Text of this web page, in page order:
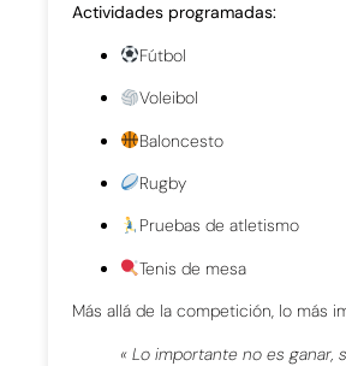
Actividades programadas:
Fútbol
Voleibol
Baloncesto
Rugby
Pruebas de atletismo
Tenis de mesa
Más allá de la competición, lo más
« Lo importante no es ganar,